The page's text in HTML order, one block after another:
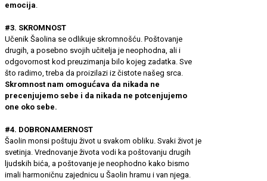
emocija.
#3. SKROMNOST
Učenik Šaolina se odlikuje skromnošću. Poštovanje
drugih, a posebno svojih učitelja je neophodna, ali i
odgovornost kod preuzimanja bilo kojeg zadatka. Sve
što radimo, treba da proizilazi iz čistote našeg srca.
Skromnost nam omogućava da nikada ne
precenjujemo sebe i da nikada ne potcenjujemo
one oko sebe.
#4. DOBRONAMERNOST
Šaolin monsi poštuju život u svakom obliku. Svaki život je
svetinja. Vrednovanje života vodi ka poštovanju drugih
ljudskih bića, a poštovanje je neophodno kako bismo
imali harmoničnu zajednicu u Šaolin hramu i van njega.